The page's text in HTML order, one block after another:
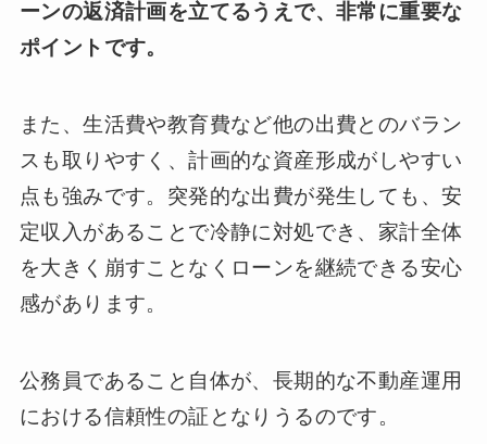
ーンの返済計画を立てるうえで、非常に重要な
ポイントです。
また、生活費や教育費など他の出費とのバラン
スも取りやすく、計画的な資産形成がしやすい
点も強みです。突発的な出費が発生しても、安
定収入があることで冷静に対処でき、家計全体
を大きく崩すことなくローンを継続できる安心
感があります。
公務員であること自体が、長期的な不動産運用
における信頼性の証となりうるのです。